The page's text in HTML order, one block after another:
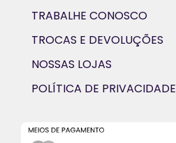
TRABALHE CONOSCO
TROCAS E DEVOLUÇÕES
NOSSAS LOJAS
POLÍTICA DE PRIVACIDADE